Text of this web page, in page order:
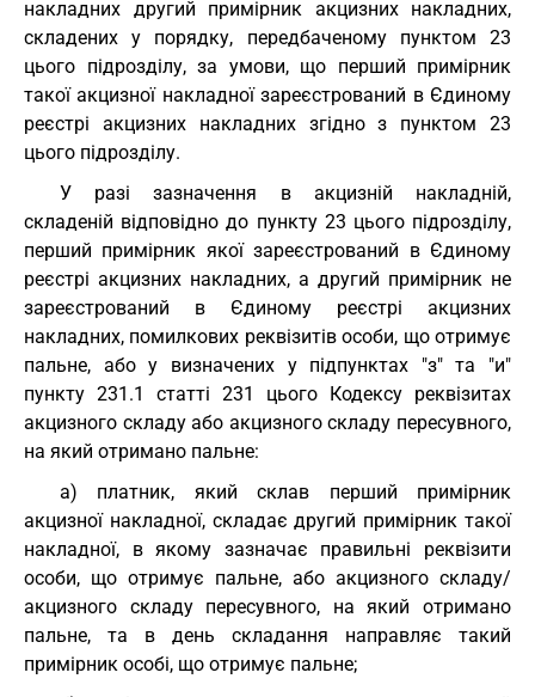
накладних другий примірник акцизних накладних,
складених у порядку, передбаченому пунктом 23
цього підрозділу, за умови, що перший примірник
такої акцизної накладної зареєстрований в Єдиному
реєстрі акцизних накладних згідно з пунктом 23
цього підрозділу.
У разі зазначення в акцизній накладній,
складеній відповідно до пункту 23 цього підрозділу,
перший примірник якої зареєстрований в Єдиному
реєстрі акцизних накладних, а другий примірник не
зареєстрований в Єдиному реєстрі акцизних
накладних, помилкових реквізитів особи, що отримує
пальне, або у визначених у підпунктах "з" та "и"
пункту 231.1 статті 231 цього Кодексу реквізитах
акцизного складу або акцизного складу пересувного,
на який отримано пальне:
а) платник, який склав перший примірник
акцизної накладної, складає другий примірник такої
накладної, в якому зазначає правильні реквізити
особи, що отримує пальне, або акцизного складу/
акцизного складу пересувного, на який отримано
пальне, та в день складання направляє такий
примірник особі, що отримує пальне;